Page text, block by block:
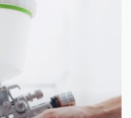
отчет и сделаем
ремонту, если это